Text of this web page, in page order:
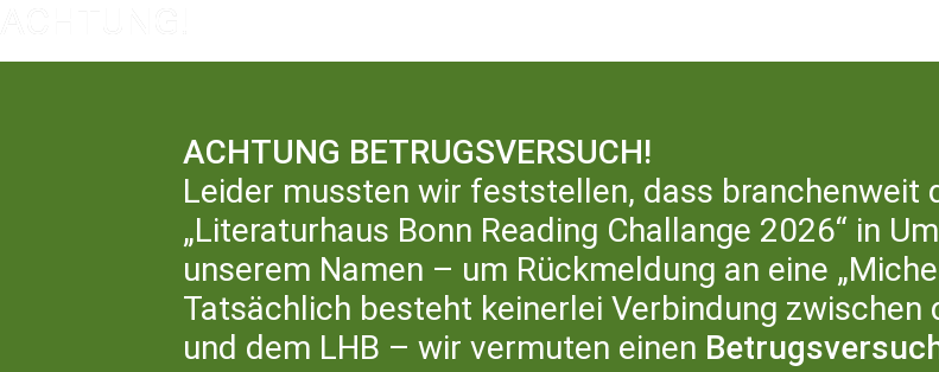
LITERATURHAUS
ACHTUNG BETRUGSVERSUCH!
Leider mussten wir feststellen, dass branchenweit
„Literaturhaus Bonn Reading Challange 2026“ in
unserem Namen – um Rückmeldung an eine
Tatsächlich besteht keinerlei Verbindung
und dem LHB – wir vermuten einen